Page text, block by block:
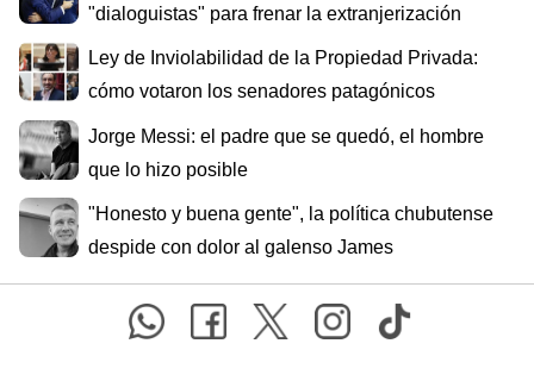
"dialoguistas" para frenar la extranjerización
Ley de Inviolabilidad de la Propiedad Privada:
cómo votaron los senadores patagónicos
Jorge Messi: el padre que se quedó, el hombre
que lo hizo posible
"Honesto y buena gente", la política chubutense
despide con dolor al galenso James